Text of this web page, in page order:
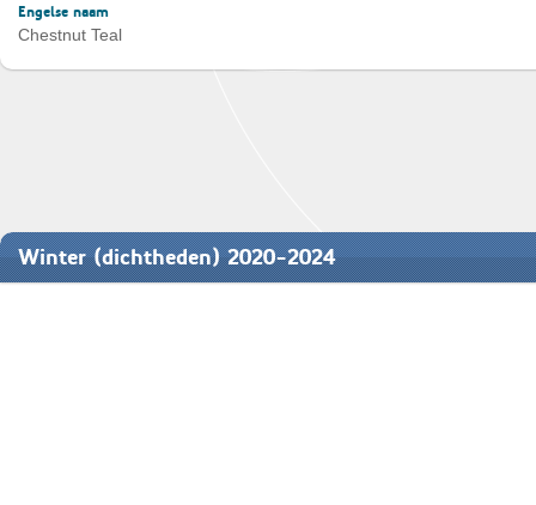
Engelse naam
Chestnut Teal
Winter (dichtheden) 2020-2024